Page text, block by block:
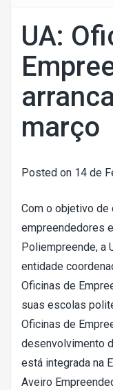
UA:
março
Posted on 14 de
Com o objetivo
empreendedores
Poliempreende, a
entidade
Oficinas de
suas escolas
Oficinas de
desenvolvimento
está integrada na
Aveiro